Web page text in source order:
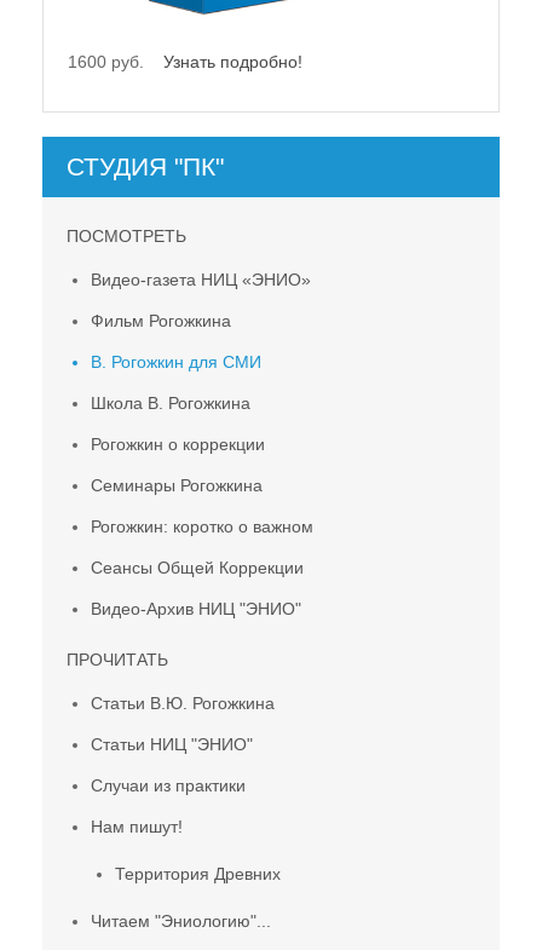
1600 руб. Узнать подробно!
СТУДИЯ "ПК"
ПОСМОТРЕТЬ
Видео-газета НИЦ «ЭНИО»
Фильм Рогожкина
В. Рогожкин для СМИ
Школа В. Рогожкина
Рогожкин о коррекции
Семинары Рогожкина
Рогожкин: коротко о важном
Сеансы Общей Коррекции
Видео-Архив НИЦ "ЭНИО"
ПРОЧИТАТЬ
Статьи В.Ю. Рогожкина
Статьи НИЦ "ЭНИО"
Случаи из практики
Нам пишут!
Территория Древних
Читаем "Эниологию"...